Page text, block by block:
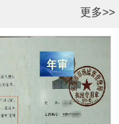
更多>>